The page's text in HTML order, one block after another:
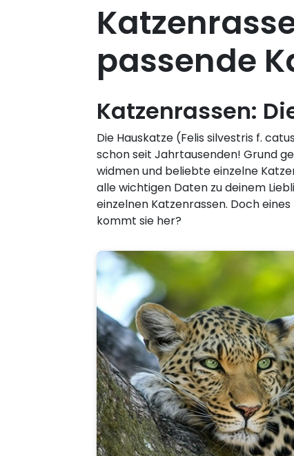
passende
Katzenrassen:
Die Hauskatze (Felis silvestris f.
schon seit Jahrtausenden! Grund
widmen und beliebte einzelne
alle wichtigen Daten zu deinem
einzelnen Katzenrassen. Doch
kommt sie her?